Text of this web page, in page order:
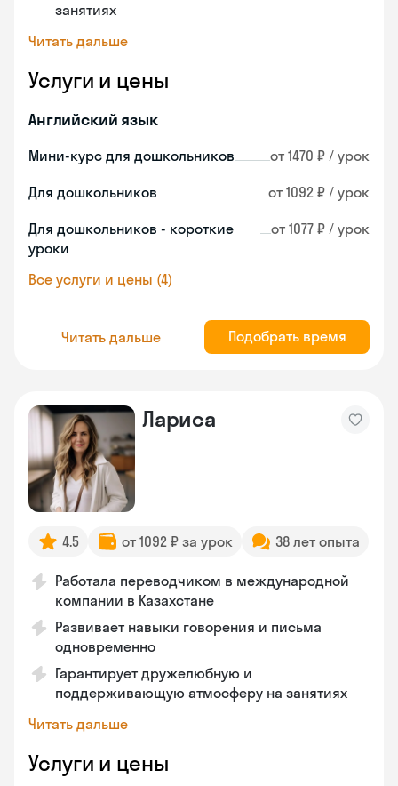
занятиях
Читать дальше
Услуги и цены
Английский язык
Мини-курс для дошкольников от 1470 ₽ / урок
Для дошкольников от 1092 ₽ / урок
Для дошкольников - короткие
уроки
от 1077 ₽ / урок
Все услуги и цены (4)
Читать дальше Подобрать время
Лариса
4.5 от 1092 ₽ за урок 38 лет опыта
Работала переводчиком в международной
компании в Казахстане
Развивает навыки говорения и письма
одновременно
Гарантирует дружелюбную и
поддерживающую атмосферу на занятиях
Читать дальше
Услуги и цены